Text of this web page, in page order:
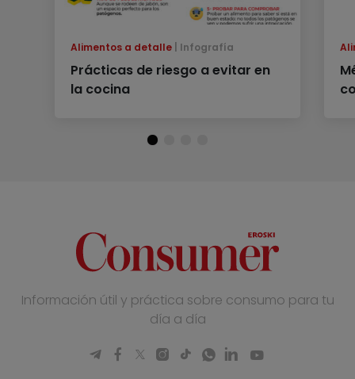
Alimentos a detalle Infografía
Prácticas de riesgo a evitar en
la cocina
Información útil y práctica sobre consumo para tu
día a día